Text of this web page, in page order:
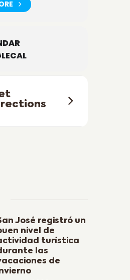
José registró un
nivel de
turística
las
de